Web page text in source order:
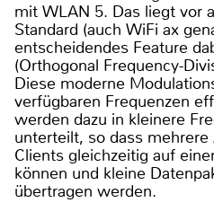
mit WLAN 5. Das liegt vor
Standard (auch WiFi ax
entscheidendes Feature
(Orthogonal Frequency-
Diese moderne
verfügbaren Frequenzen
werden dazu in kleinere
unterteilt, so dass
Clients gleichzeitig auf
können und kleine
übertragen werden.